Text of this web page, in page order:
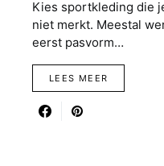
Kies sportkleding die
niet merkt. Meestal
eerst pasvorm…
LEES MEER